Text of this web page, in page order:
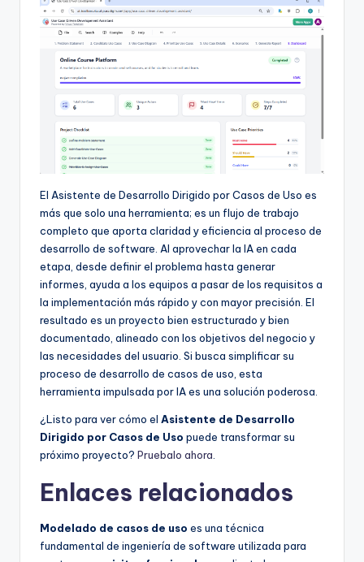
El Asistente de Desarrollo Dirigido por Casos de Uso es
más que solo una herramienta; es un flujo de trabajo
completo que aporta claridad y eficiencia al proceso de
desarrollo de software. Al aprovechar la IA en cada
etapa, desde definir el problema hasta generar
informes, ayuda a los equipos a pasar de los requisitos a
la implementación más rápido y con mayor precisión. El
resultado es un proyecto bien estructurado y bien
documentado, alineado con los objetivos del negocio y
las necesidades del usuario. Si busca simplificar su
proceso de desarrollo de casos de uso, esta
herramienta impulsada por IA es una solución poderosa.
¿Listo para ver cómo el Asistente de Desarrollo
Dirigido por Casos de Uso puede transformar su
próximo proyecto? Pruebalo ahora
Enlaces relacionados
Modelado de casos de uso es una técnica
fundamental de ingeniería de software utilizada para